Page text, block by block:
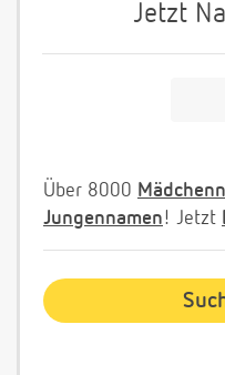
Jetzt
Über 8000
Jungennamen! Jetzt